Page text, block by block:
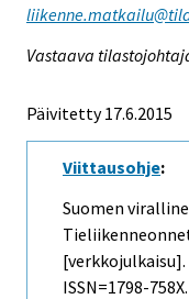
Vastaava
Päivitetty 17.6.2015
Viittausohje:
Suomen
[verkkojulkaisu].
ISSN=1798-758X.